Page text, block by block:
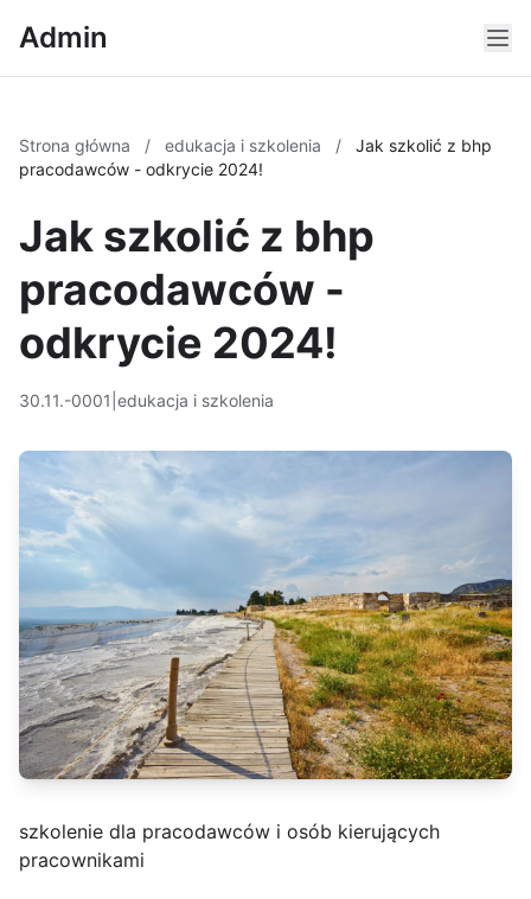
Admin
Strona główna / edukacja i szkolenia /
Jak szkolić z bhp
pracodawców - odkrycie 2024!
Jak szkolić z bhp
pracodawców -
odkrycie 2024!
30.11.-0001 edukacja i szkolenia
szkolenie dla pracodawców i osób kierujących
pracownikami